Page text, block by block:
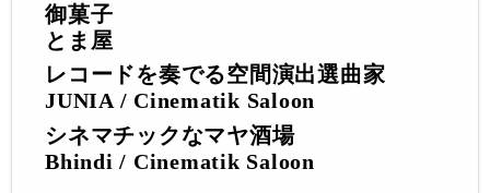
御菓子
とま屋
レコードを奏でる空間演出選曲家
JUNIA / Cinematik Saloon
シネマチックなマヤ酒場
Bhindi / Cinematik Saloon